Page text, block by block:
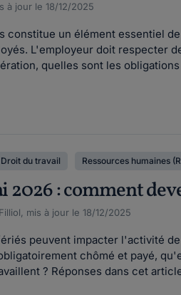
à jour le 18/12/2025
constitue un élément essentiel
L'employeur doit respecter
quelles sont les
Droit du travail Ressources humaines
2026 : comment
mis à jour le 18/12/2025
peuvent impacter l'activité de
chômé et payé,
? Réponses dans cet